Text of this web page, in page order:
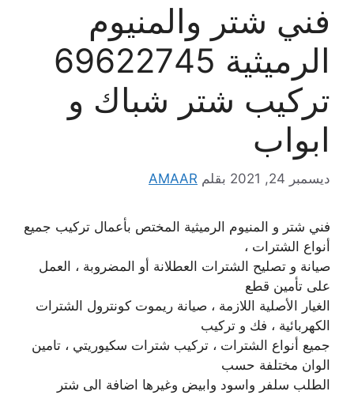
فني شتر والمنيوم
الرميثية 69622745
تركيب شتر شباك و
ابواب
ديسمبر 24, 2021 بقلم AMAAR
فني شتر و المنيوم الرميثية المختص بأعمال تركيب جميع
أنواع الشترات ،
صيانة و تصليح الشترات العطلانة أو المضروبة ، العمل
على تأمين قطع
الغيار الأصلية اللازمة ، صيانة ريموت كونترول الشترات
الكهربائية ، فك و تركيب
جميع أنواع الشترات ، تركيب شترات سكيوريتي ، تامين
الوان مختلفة حسب
الطلب سلفر واسود وابيض وغيرها اضافة الى شتر